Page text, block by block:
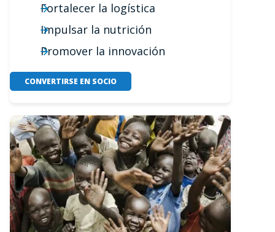
Fortalecer la logística
Impulsar la nutrición
Promover la innovación
CONVERTIRSE EN SOCIO